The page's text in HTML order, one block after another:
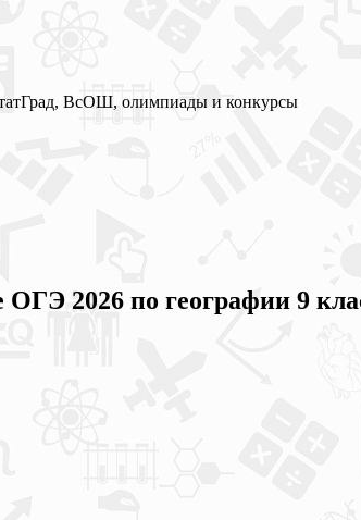
ВсОШ, олимпиады и конкурсы
2026 по географии 9